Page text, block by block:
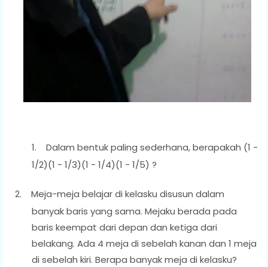
1.
Dalam bentuk paling sederhana, berapakah (1 -
1/2)(1 - 1/3)(1 - 1/4)(1 - 1/5) ?
2.
Meja-meja belajar di kelasku disusun dalam
banyak baris yang sama. Mejaku berada pada
baris keempat dari depan dan ketiga dari
belakang. Ada 4 meja di sebelah kanan dan 1 meja
di sebelah kiri. Berapa banyak meja di kelasku?